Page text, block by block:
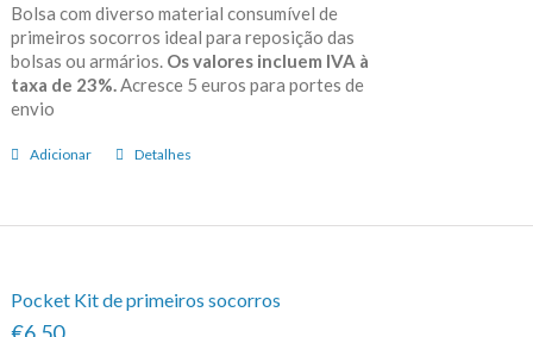
Bolsa com diverso material consumível de
primeiros socorros ideal para reposição das
bolsas ou armários. Os valores incluem IVA à
taxa de 23%. Acresce 5 euros para portes de
envio
Adicionar Detalhes
Pocket Kit de primeiros socorros
€6.50